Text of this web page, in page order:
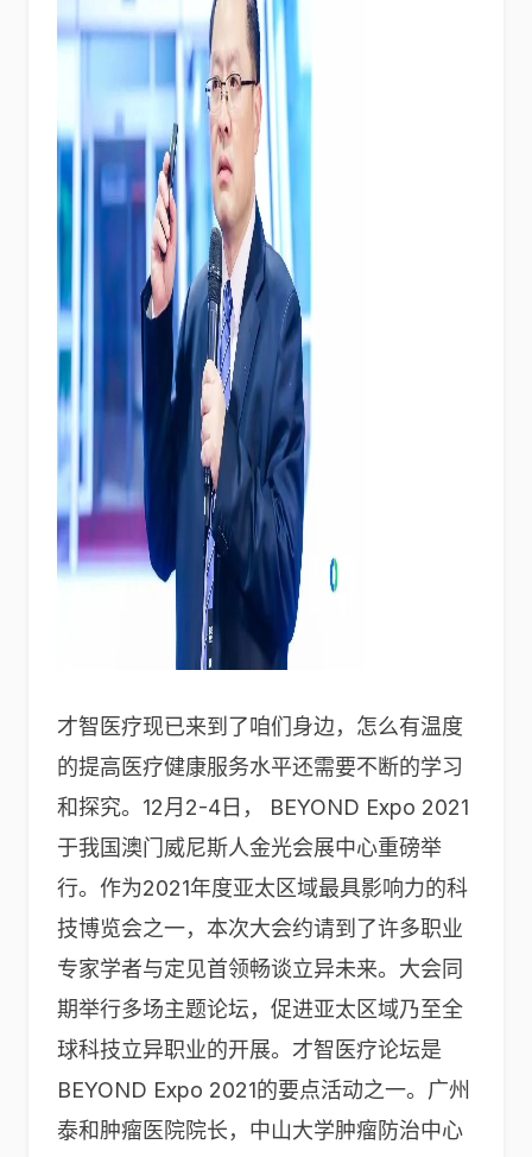
才智医疗现已来到了咱们身边，怎么有温度
的提高医疗健康服务水平还需要不断的学习
和探究。12月2-4日， BEYOND Expo 2021
于我国澳门威尼斯人金光会展中心重磅举
行。作为2021年度亚太区域最具影响力的科
技博览会之一，本次大会约请到了许多职业
专家学者与定见首领畅谈立异未来。大会同
期举行多场主题论坛，促进亚太区域乃至全
球科技立异职业的开展。才智医疗论坛是
BEYOND Expo 2021的要点活动之一。广州
泰和肿瘤医院院长，中山大学肿瘤防治中心